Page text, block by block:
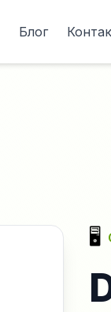
Блог
🖥️